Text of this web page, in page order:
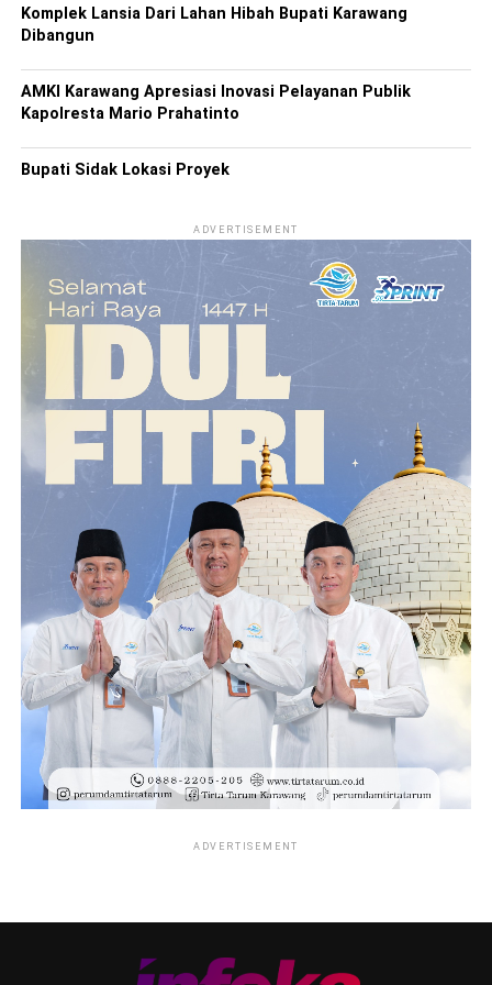
Komplek Lansia Dari Lahan Hibah Bupati Karawang
Dibangun
AMKI Karawang Apresiasi Inovasi Pelayanan Publik
Kapolresta Mario Prahatinto
Bupati Sidak Lokasi Proyek
ADVERTISEMENT
ADVERTISEMENT